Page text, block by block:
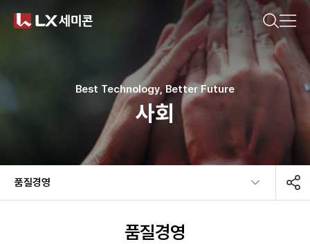
KRENCN(简体)CN(繁體)
지속가능경영
궁금한 내용을 검색해보세요.
#DDI
#Timing Controller
#Motor IC
#방열기판
Best Technology, Better Future
사회
품질경영​
품질경영